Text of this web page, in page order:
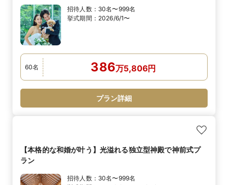
招待人数： 30名〜999名
挙式期間： 2026/6/1〜
60名 386万5,806円
プラン詳細
【本格的な和婚が叶う】光溢れる独立型神殿で神前式プ
ラン
招待人数： 30名〜999名